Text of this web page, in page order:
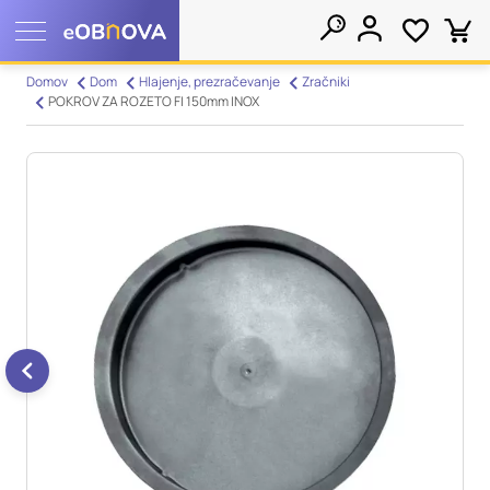
Domov Dom Hlajenje, prezračevanje
Zračniki
POKROV ZA ROZETO FI 150mm INOX
Nastavitve piškotkov
piškotkov. Te informacije se lahko navezujejo na vas, vaše
nastavitve, vašo napravo ali pa skrbijo, da vaše spletno mesto
deluje v skladu z vašimi pričakovanji. Te informacije običajno
ne razkrivajo neposredno vaše identitete, vendar vam lahko
zagotovijo bolj prilagojeno spletno uporabniško izkušnjo.
Nekatere vrste piškotkov lahko zavrnete. Klikajte različna
imena kategorij, da si ogledate več informacij in spremenite
privzete nastavitve. Blokiranje določenih vrst piškotkov vpliva
na vašo uporabo tega spletnega mesta in naše storitve.
Obvezni piškotki